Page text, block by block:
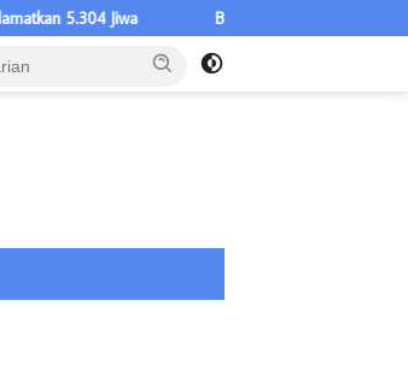
Jiwa Bupati Asahan Minta Seluruh Warga